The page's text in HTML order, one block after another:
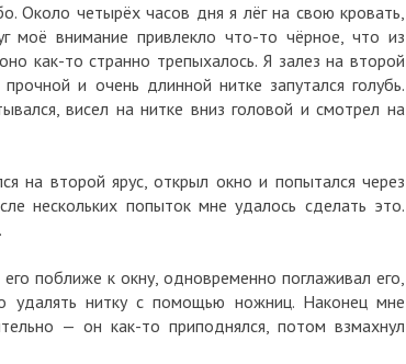
Около четырёх часов дня я лёг на свою кровать,
моё внимание привлекло что-то чёрное, что из
как-то странно трепыхалось. Я залез на второй
и очень длинной нитке запутался голубь.
висел на нитке вниз головой и смотрел на
на второй ярус, открыл окно и попытался через
нескольких попыток мне удалось сделать это.
поближе к окну, одновременно поглаживал его,
удалять нитку с помощью ножниц. Наконец мне
— он как-то приподнялся, потом взмахнул